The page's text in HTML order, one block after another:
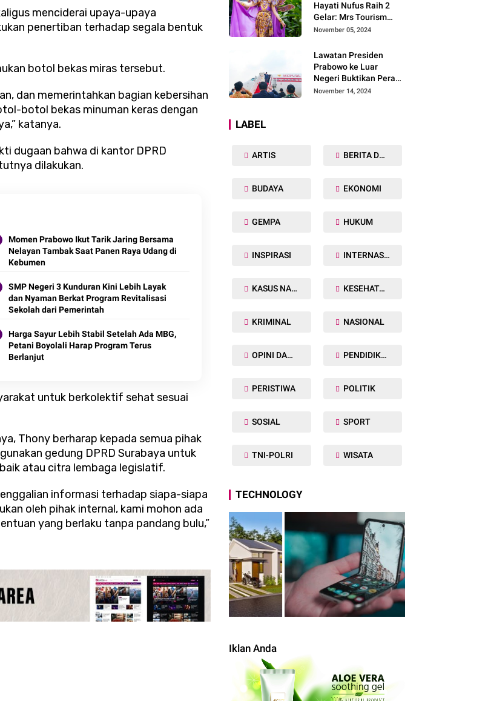
menciderai upaya-upaya
penertiban terhadap segala bentuk
botol bekas miras tersebut.
dan memerintahkan bagian kebersihan
botol bekas minuman keras dengan
katanya.
dugaan bahwa di kantor DPRD
dilakukan.
Momen Prabowo Ikut Tarik Jaring Bersama
Nelayan Tambak Saat Panen Raya Udang di
Kebumen
SMP Negeri 3 Kunduran Kini Lebih Layak
dan Nyaman Berkat Program Revitalisasi
Sekolah dari Pemerintah
Harga Sayur Lebih Stabil Setelah Ada MBG,
Petani Boyolali Harap Program Terus
Berlanjut
untuk berkolektif sehat sesuai
Thony berharap kepada semua pihak
gedung DPRD Surabaya untuk
atau citra lembaga legislatif.
informasi terhadap siapa-siapa
oleh pihak internal, kami mohon ada
yang berlaku tanpa pandang bulu,”
Hayati Nufus Raih 2
Gelar: Mrs Tourism
2024 dan Fourth
Worldwide
International 2024, di
Pemilihan Mrs
Worldwide 2024
November 05, 2024
Lawatan Presiden
Prabowo ke Luar
Negeri Buktikan Peran
Strategis Indonesia di
November 14, 2024
LABEL
ARTIS BERITA DAERAH
BUDAYA EKONOMI
GEMPA HUKUM
INSPIRASI INTERNASIONAL
KASUS NARKOBA KESEHATAN TUBUH
KRIMINAL NASIONAL
OPINI DAN ARTIKEL PENDIDIKAN
PERISTIWA POLITIK
SOSIAL SPORT
TNI-POLRI WISATA
TECHNOLOGY
Iklan Anda